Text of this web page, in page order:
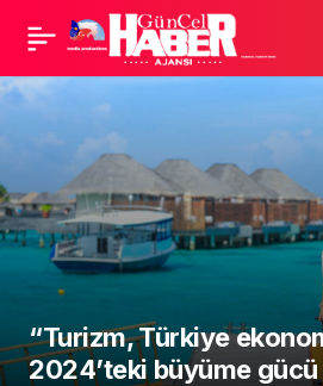
“Turizm, Türkiye
2024’teki büyüme
TÜSİAD Başkanı Turan:
Nitelikli insan için
küresel rekabet var